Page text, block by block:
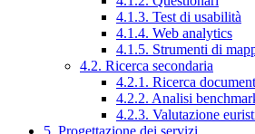
4.1.3. Test di usabilità
4.1.4. Web analytics
4.1.5. Strumenti di
4.2. Ricerca secondaria
4.2.1. Ricerca
4.2.2. Analisi
4.2.3. Valutazione
5. Progettazione dei servizi